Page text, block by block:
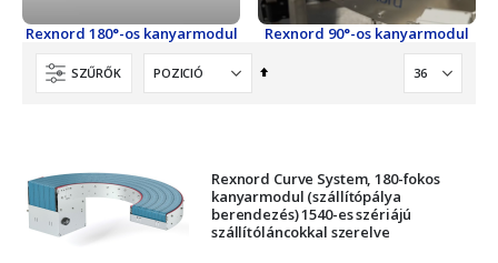
Rexnord 180°-os kanyarmodul Rexnord 90°-os kanyarmodul
SZŰRŐK
Csökkenő
Rexnord Curve System, 180-fokos
kanyarmodul (szállítópálya
berendezés) 1540-es szériájú
szállítóláncokkal szerelve